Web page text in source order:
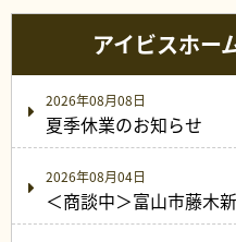
アイビスホー
2026年08月08日
夏季休業のお知らせ
2026年08月04日
＜商談中＞富山市藤木